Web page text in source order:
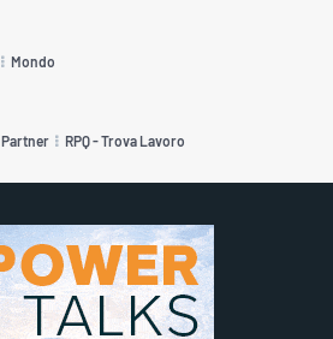
Mondo
Partner RPQ - Trova Lavoro